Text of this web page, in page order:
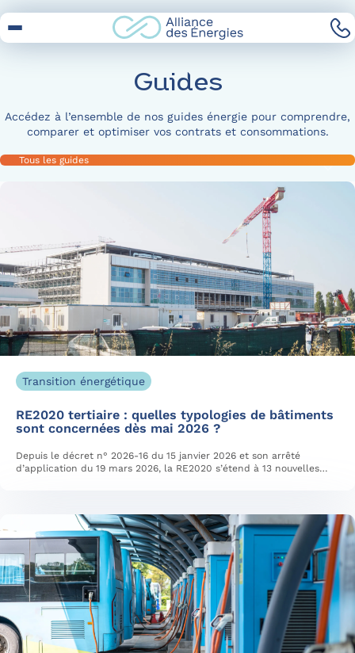
to
Content
Guides
Accédez à l’ensemble de nos guides énergie pour comprendre,
comparer et optimiser vos contrats et consommations.
Transition énergétique
RE2020 tertiaire : quelles typologies de bâtiments
sont concernées dès mai 2026 ?
Depuis le décret n° 2026-16 du 15 janvier 2026 et son arrêté
d’application du 19 mars 2026, la RE2020 s’étend à 13 nouvelles…